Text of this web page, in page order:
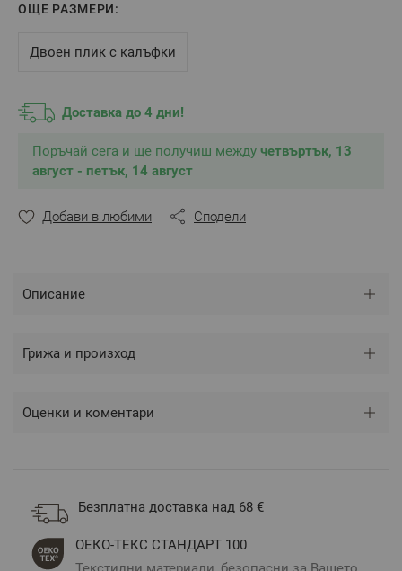
ширина в долната си част.
Спалното Бельое със специална обработка "easy
цветовете на
спалното бельо
Перете и гладете само на препоръчителната
да гарантирате дълъг живот за Вашето Спално
Бельо.
Състав: 100% Памучен сатен
разминаване в тоновете и цветовете.
ОЩЕ РАЗМЕРИ:
Двоен плик с калъфки
Доставка до 4 дни!
Поръчай сега и ще получиш между четвъртък, 13
август - петък, 14 август
Добави в любими Сподели
Описание
Грижа и произход
Оценки и коментари
Безплатна доставка над 68 €
ОЕКО-ТЕКС СТАНДАРТ 100